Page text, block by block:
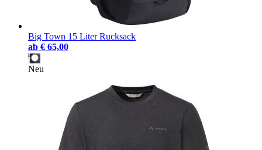
Big Town 15 Liter Rucksack
ab € 65,00
Neu